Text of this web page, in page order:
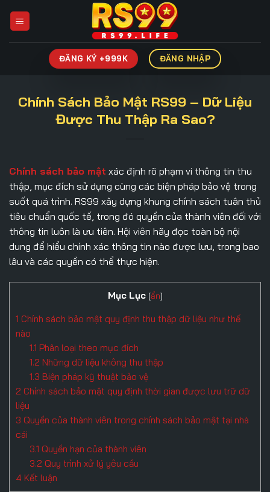
ĐĂNG KÝ +999K ĐĂNG NHẬP
Chính Sách Bảo Mật RS99 – Dữ Liệu
Được Thu Thập Ra Sao?
Chính sách bảo mật xác định rõ phạm vi thông tin thu
thập, mục đích sử dụng cùng các biện pháp bảo vệ trong
suốt quá trình. RS99 xây dựng khung chính sách tuân thủ
tiêu chuẩn quốc tế, trong đó quyền của thành viên đối với
thông tin luôn là ưu tiên. Hội viên hãy đọc toàn bộ nội
dung để hiểu chính xác thông tin nào được lưu, trong bao
lâu và các quyền có thể thực hiện.
Mục Lục [ẩn]
1 Chính sách bảo mật quy định thu thập dữ liệu như thế
nào
1.1 Phân loại theo mục đích
1.2 Những dữ liệu không thu thập
1.3 Biện pháp kỹ thuật bảo vệ
2 Chính sách bảo mật quy định thời gian được lưu trữ dữ
liệu
3 Quyền của thành viên trong chính sách bảo mật tại nhà
cái
3.1 Quyền hạn của thành viên
3.2 Quy trình xử lý yêu cầu
4 Kết luận